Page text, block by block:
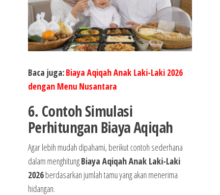
Baca juga:Biaya Aqiqah Anak Laki-Laki 2026
dengan Menu Nusantara
6. Contoh Simulasi
Perhitungan Biaya Aqiqah
Agar lebih mudah dipahami, berikut contoh sederhana
dalam menghitungBiaya Aqiqah Anak Laki-Laki
2026berdasarkan jumlah tamu yang akan menerima
hidangan.